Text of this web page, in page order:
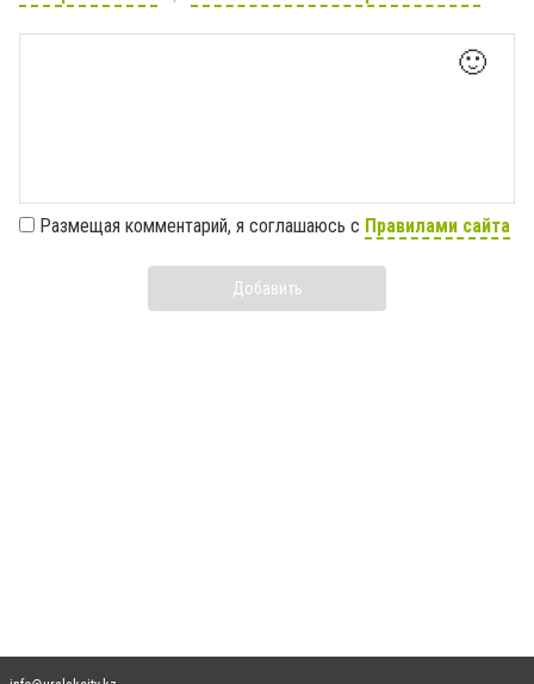
🙂
Размещая комментарий, я соглашаюсь с Правилами сайта
Добавить